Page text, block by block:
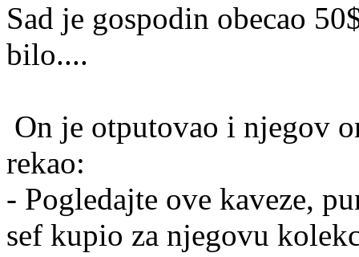
Sad je gospodin obecao
bilo....
On je otputovao i njegov
rekao:
- Pogledajte ove kaveze,
sef kupio za njegovu